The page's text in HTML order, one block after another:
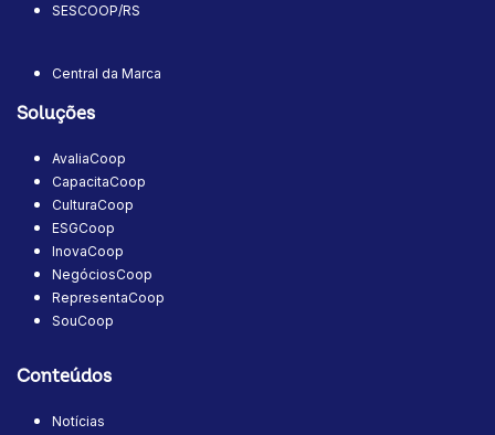
SESCOOP/RS
Central da Marca
Soluções
AvaliaCoop
CapacitaCoop
CulturaCoop
ESGCoop
InovaCoop
NegóciosCoop
RepresentaCoop
SouCoop
Conteúdos
Notícias